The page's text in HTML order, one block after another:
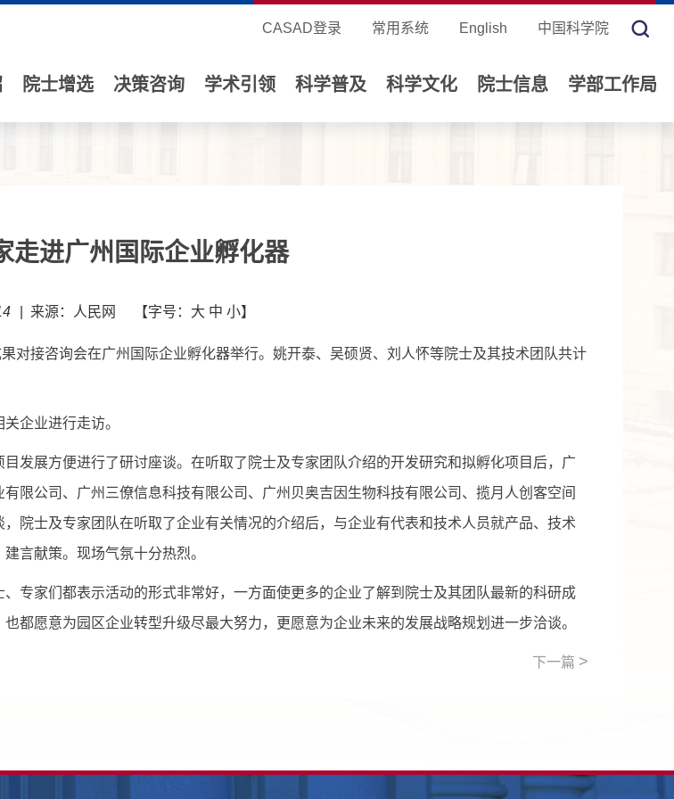
CASAD登录 常用系统 English 中国科学院
院士增选 决策咨询 学术引领 科学普及 科学文化 院士信息 学部工作局
走进广州国际企业孵化器
来源：人民网 【字号： 大 中 小】
接咨询会在广州国际企业孵化器举行。姚开泰、吴硕贤、刘人怀等院士及其技术团队共计
企业进行走访。
展方便进行了研讨座谈。在听取了院士及专家团队介绍的开发研究和拟孵化项目后，广
限公司、广州三僚信息科技有限公司、广州贝奥吉因生物科技有限公司、揽月人创客空间
院士及专家团队在听取了企业有关情况的介绍后，与企业有代表和技术人员就产品、技术
言献策。现场气氛十分热烈。
家们都表示活动的形式非常好，一方面使更多的企业了解到院士及其团队最新的科研成
都愿意为园区企业转型升级尽最大努力，更愿意为企业未来的发展战略规划进一步洽谈。
下一篇 >